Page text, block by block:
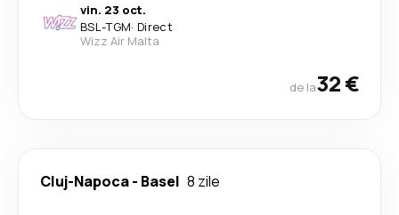
vin. 23 oct.
BSL-TGM· Direct
Wizz Air Malta
de la32 €
Cluj-Napoca- Basel 8 zile